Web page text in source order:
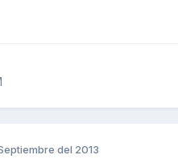
del 2013